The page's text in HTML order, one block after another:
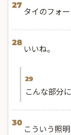
27
タイのフォ
28
いいね。
29
こんな部分
30
こういう照明